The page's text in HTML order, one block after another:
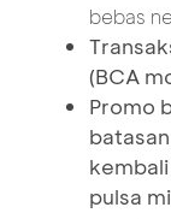
bebas
(BCA
Promo
pulsa